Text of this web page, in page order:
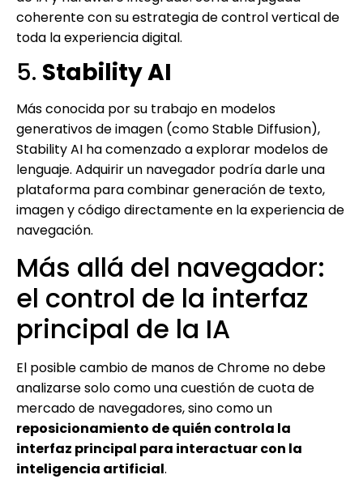
coherente con su estrategia de control vertical de
toda la experiencia digital.
5. Stability AI
Más conocida por su trabajo en modelos
generativos de imagen (como Stable Diffusion),
Stability AI ha comenzado a explorar modelos de
lenguaje. Adquirir un navegador podría darle una
plataforma para combinar generación de texto,
imagen y código directamente en la experiencia de
navegación.
Más allá del navegador:
el control de la interfaz
principal de la IA
El posible cambio de manos de Chrome no debe
analizarse solo como una cuestión de cuota de
mercado de navegadores, sino como un
reposicionamiento de quién controla la
interfaz principal para interactuar con la
inteligencia artificial.